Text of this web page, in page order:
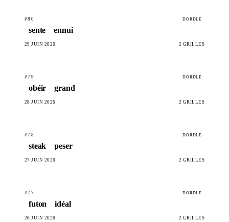
#80 DORDLE
sente ennui
29 JUIN 2026 2 GRILLES
#79 DORDLE
obéir grand
28 JUIN 2026 2 GRILLES
#78 DORDLE
steak peser
27 JUIN 2026 2 GRILLES
#77 DORDLE
futon idéal
26 JUIN 2026 2 GRILLES